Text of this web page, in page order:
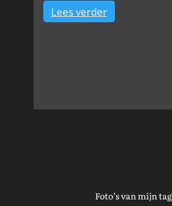
Lees verder:
Kinderdijk
Foto’s van mijn